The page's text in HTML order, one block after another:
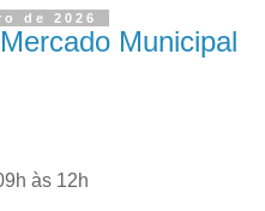
de 2026
Municipal
às 12h